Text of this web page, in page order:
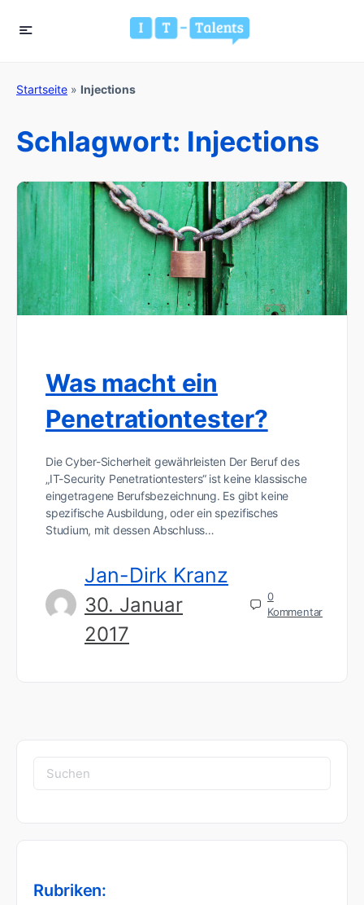
Startseite » Injections
Schlagwort: Injections
Was macht ein
Penetrationtester?
Die Cyber-Sicherheit gewährleisten Der Beruf des
„IT-Security Penetrationtesters“ ist keine klassische
eingetragene Berufsbezeichnung. Es gibt keine
spezifische Ausbildung, oder ein spezifisches
Studium, mit dessen Abschluss…
Jan-Dirk Kranz
30. Januar
2017
0
Kommentar
Suchen
nach:
Rubriken: